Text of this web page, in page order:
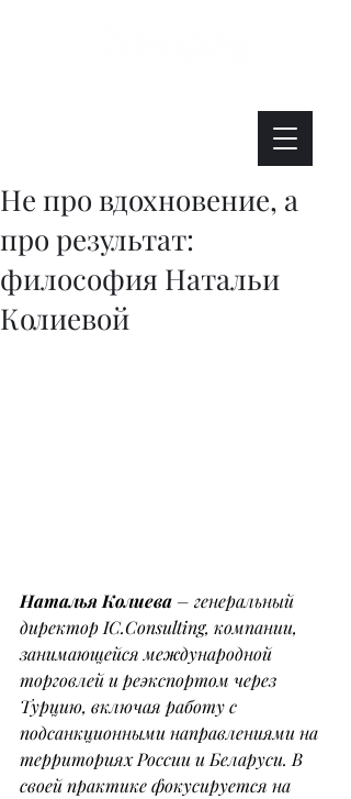
Не про вдохновение, а
про результат:
философия Натальи
Колиевой
Наталья Колиева – генеральный
директор IC.Consulting, компании,
занимающейся международной
торговлей и реэкспортом через
Турцию, включая работу с
подсанкционными направлениями на
территориях России и Беларуси. В
своей практике фокусируется на